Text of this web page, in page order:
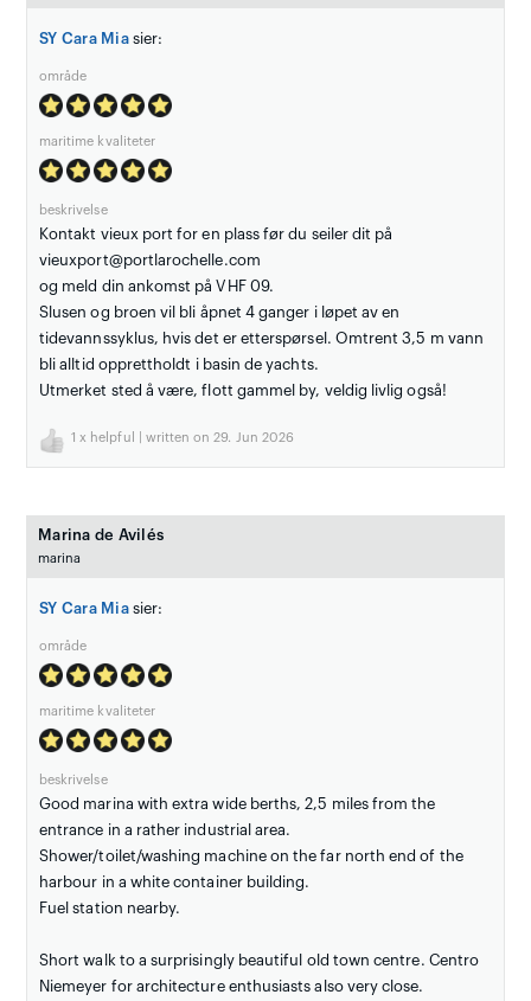
SY Cara Miasier:
område
maritime kvaliteter
beskrivelse
Kontakt vieux port for en plass før du seiler dit på
vieuxport@portlarochelle.com
og meld din ankomst på VHF 09.
Slusen og broen vil bli åpnet 4 ganger i løpet av en
tidevannssyklus, hvis det er etterspørsel. Omtrent 3,5 m vann
bli alltid opprettholdt i basin de yachts.
Utmerket sted å være, flott gammel by, veldig livlig også!
1 x helpful | written on 29. Jun 2026
Marina de Avilés
marina
SY Cara Miasier:
område
maritime kvaliteter
beskrivelse
Good marina with extra wide berths, 2,5 miles from the
entrance in a rather industrial area.
Shower/toilet/washing machine on the far north end of the
harbour in a white container building.
Fuel station nearby.
Short walk to a surprisingly beautiful old town centre. Centro
Niemeyer for architecture enthusiasts also very close.